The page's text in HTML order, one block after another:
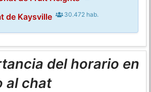
de Kaysville 30.472 hab.
del horario en
al chat